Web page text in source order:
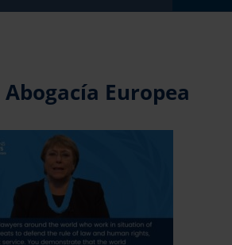
Europea